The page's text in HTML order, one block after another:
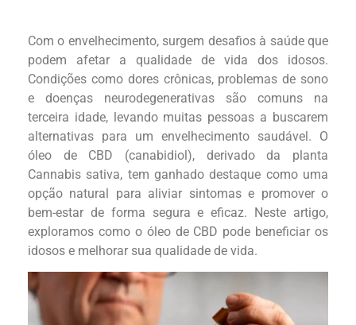
Com o envelhecimento, surgem desafios à saúde que
podem afetar a qualidade de vida dos idosos.
Condições como dores crônicas, problemas de sono
e doenças neurodegenerativas são comuns na
terceira idade, levando muitas pessoas a buscarem
alternativas para um envelhecimento saudável. O
óleo de CBD (canabidiol), derivado da planta
Cannabis sativa, tem ganhado destaque como uma
opção natural para aliviar sintomas e promover o
bem-estar de forma segura e eficaz. Neste artigo,
exploramos como o óleo de CBD pode beneficiar os
idosos e melhorar sua qualidade de vida.